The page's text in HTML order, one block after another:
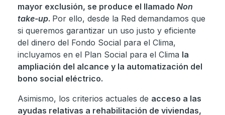
mayor exclusión, se produce el llamado Non
take-up. Por ello, desde la Red demandamos que
si queremos garantizar un uso justo y eficiente
del dinero del Fondo Social para el Clima,
incluyamos en el Plan Social para el Clima la
ampliación del alcance y la automatización del
bono social eléctrico.
Asimismo, los criterios actuales de acceso a las
ayudas relativas a rehabilitación de viviendas,